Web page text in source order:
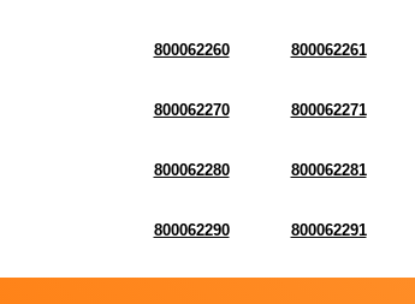
800062260 800062261
800062270 800062271
800062280 800062281
800062290 800062291